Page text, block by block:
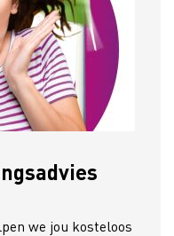
we jou kosteloos